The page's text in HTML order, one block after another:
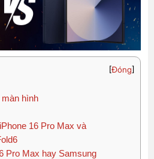
[Đóng]
hình
16 Pro Max và
Pro Max hay Samsung